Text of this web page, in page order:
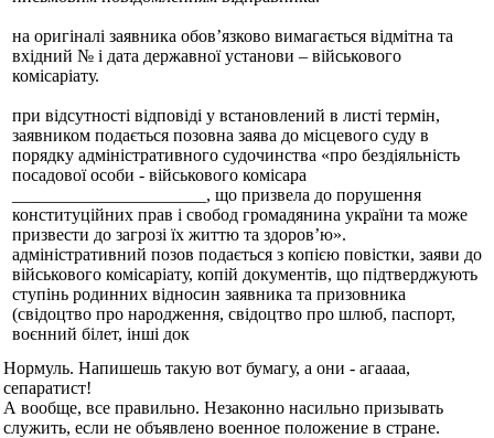
на оригіналі заявника обов’язково вимагається відмітна та
вхідний № і дата державної установи – військового
комісаріату.
при відсутності відповіді у встановлений в листі термін,
заявником подається позовна заява до місцевого суду в
порядку адміністративного судочинства «про бездіяльність
посадової особи - військового комісара
______________________, що призвела до порушення
конституційних прав і свобод громадянина україни та може
призвести до загрозі їх життю та здоров’ю».
адміністративний позов подається з копією повістки, заяви до
військового комісаріату, копій документів, що підтверджують
ступінь родинних відносин заявника та призовника
(свідоцтво про народження, свідоцтво про шлюб, паспорт,
воєнний білет, інші док
Нормуль. Напишешь такую вот бумагу, а они - агаааа,
сепаратист!
А вообще, все правильно. Незаконно насильно призывать
служить, если не объявлено военное положение в стране.